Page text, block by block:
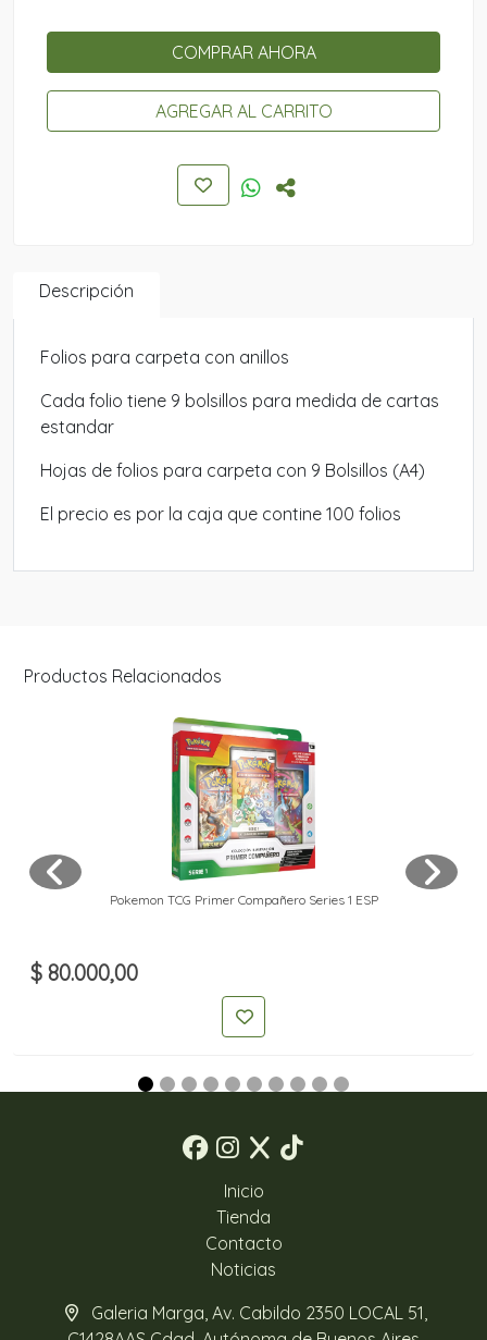
COMPRAR AHORA
AGREGAR AL CARRITO
Descripción
Folios para carpeta con anillos
Cada folio tiene 9 bolsillos para medida de cartas
estandar
Hojas de folios para carpeta con 9 Bolsillos (A4)
El precio es por la caja que contine 100 folios
Productos Relacionados
Pokemon TCG Primer Compañero Series 1 ESP
$ 80.000,00
Inicio
Tienda
Contacto
Noticias
Galeria Marga, Av. Cabildo 2350 LOCAL 51,